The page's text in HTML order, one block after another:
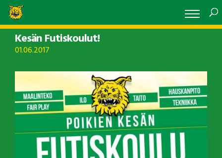
Kesän Futiskoulut!
01.06.2017